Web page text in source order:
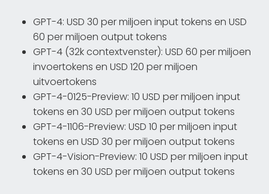
GPT-4: USD 30 per miljoen input tokens en USD
60 per miljoen output tokens
GPT-4 (32k contextvenster): USD 60 per miljoen
invoertokens en USD 120 per miljoen
uitvoertokens
GPT-4-0125-Preview: 10 USD per miljoen input
tokens en 30 USD per miljoen output tokens
GPT-4-1106-Preview: USD 10 per miljoen input
tokens en USD 30 per miljoen output tokens
GPT-4-Vision-Preview: 10 USD per miljoen input
tokens en 30 USD per miljoen output tokens